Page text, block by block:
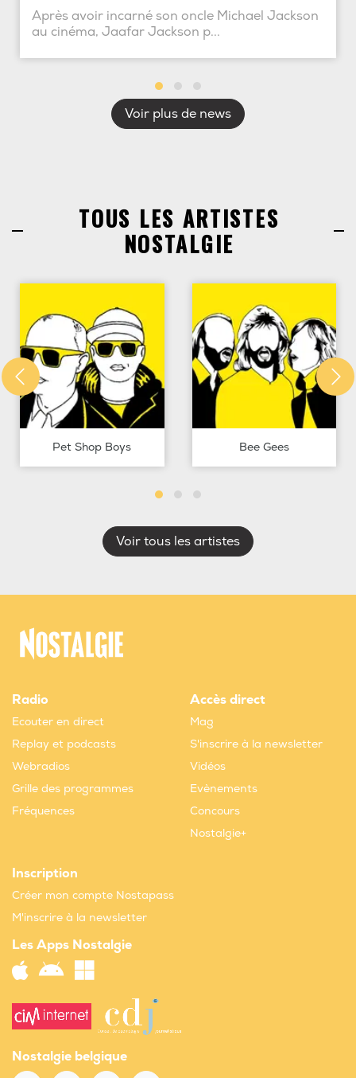
Après avoir incarné son oncle Michael Jackson
au cinéma, Jaafar Jackson p...
Voir plus de news
TOUS LES ARTISTES
NOSTALGIE
Pet Shop Boys Bee Gees
Voir tous les artistes
Radio
Ecouter en direct
Replay et podcasts
Webradios
Grille des programmes
Fréquences
Accès direct
Mag
S'inscrire à la newsletter
Vidéos
Evènements
Concours
Nostalgie+
Inscription
Créer mon compte Nostapass
M'inscrire à la newsletter
Les Apps Nostalgie
Nostalgie belgique